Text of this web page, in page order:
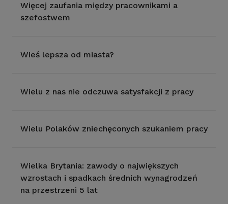
Więcej zaufania między pracownikami a
szefostwem
Wieś lepsza od miasta?
Wielu z nas nie odczuwa satysfakcji z pracy
Wielu Polaków zniechęconych szukaniem pracy
Wielka Brytania: zawody o największych
wzrostach i spadkach średnich wynagrodzeń
na przestrzeni 5 lat